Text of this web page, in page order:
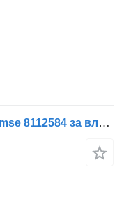
Компресор за въздух Knorr-Bremse 8112584 за влекач Volvo FH12-FH16